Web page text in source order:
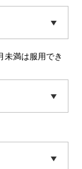
未満は服用でき